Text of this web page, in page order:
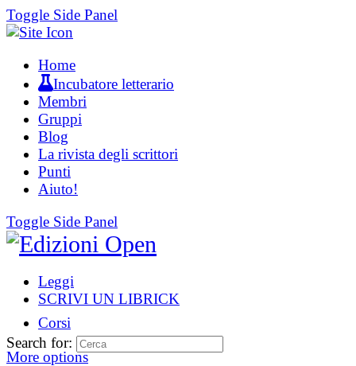
Toggle Side Panel
Home
Incubatore letterario
Membri
Gruppi
Blog
La rivista degli scrittori
Punti
Aiuto!
Toggle Side Panel
Leggi
SCRIVI UN LIBRICK
Corsi
More options
Search for: